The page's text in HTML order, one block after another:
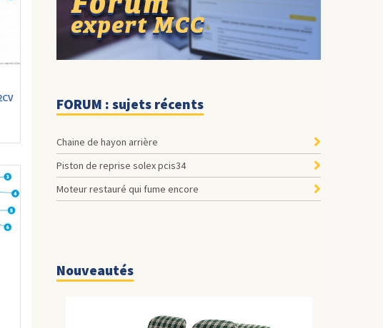
FORUM : sujets récents
Chaine de hayon arrière
Piston de reprise solex pcis34
Moteur restauré qui fume encore
Nouveautés